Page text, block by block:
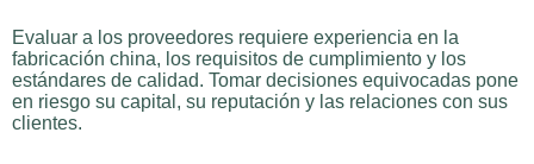
Evaluar a los proveedores requiere experiencia en la
fabricación china, los requisitos de cumplimiento y los
estándares de calidad. Tomar decisiones equivocadas pone
en riesgo su capital, su reputación y las relaciones con sus
clientes.